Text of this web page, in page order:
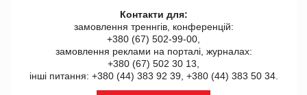
Контакти для:
замовлення треннгів, конференцій:
+380 (67) 502-99-00,
замовлення реклами на порталі, журналах:
+380 (67) 502 30 13,
інші питання: +380 (44) 383 92 39, +380 (44) 383 50 34.